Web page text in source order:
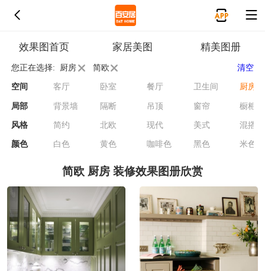
效果图首页 家居美图 精美图册
您正在选择: 厨房 简欧 清空
空间 客厅 卧室 餐厅 卫生间
厨房
局部
背景墙 隔断 吊顶 窗帘
橱柜
风格
简约 北欧 现代 美式
混搭
颜色
白色 黄色 咖啡色 黑色 米色
简欧 厨房 装修效果图册欣赏